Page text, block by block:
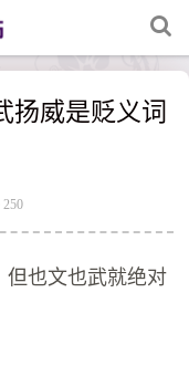
扬威是贬义词
250
但也文也武就绝对